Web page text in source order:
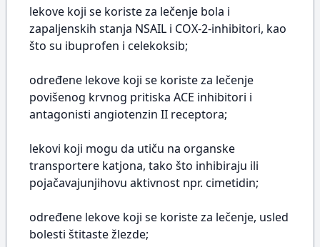
lekove koji se koriste za lečenje bola i
zapaljenskih stanja NSAIL i COX-2-inhibitori, kao
što su ibuprofen i celekoksib;
određene lekove koji se koriste za lečenje
povišenog krvnog pritiska ACE inhibitori i
antagonisti angiotenzin II receptora;
lekovi koji mogu da utiču na organske
transportere katjona, tako što inhibiraju ili
pojačavajunjihovu aktivnost npr. cimetidin;
određene lekove koji se koriste za lečenje, usled
bolesti štitaste žlezde;